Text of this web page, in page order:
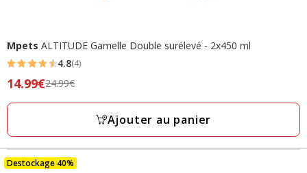
Mpets ALTITUDE Gamelle Double surélevé - 2x450 ml
4.8
étoiles
avec
avis
4.8(4)
Prix
précédent
prix
final
14.99€
14.99€24.99€
Ajouter au panier
Destockage 40%